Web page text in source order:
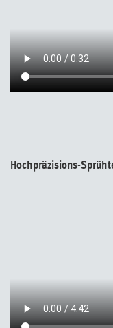
Hochpräzisions-